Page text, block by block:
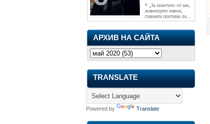
* „За повечето от нас,
живеещите навън,
главната причина да...
АРХИВ НА САЙТА
TRANSLATE
Powered by Translate